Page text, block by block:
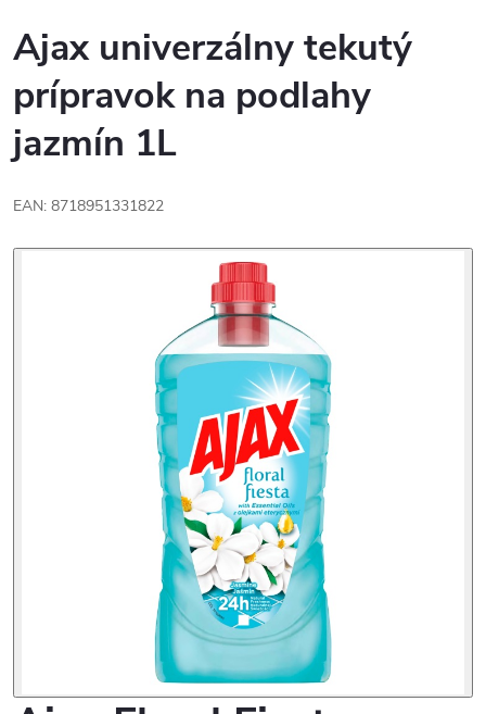
Ajax univerzálny tekutý
prípravok na podlahy
jazmín 1L
EAN: 8718951331822